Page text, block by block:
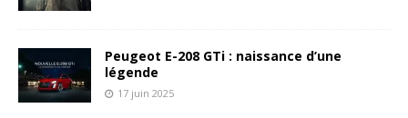
Peugeot E-208 GTi : naissance d’une
légende
17 juin 2025